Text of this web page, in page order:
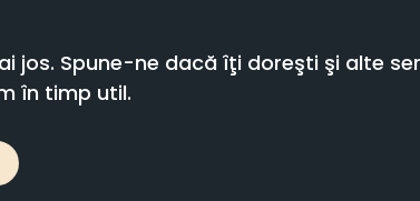
jos. Spune-ne dacă îţi doreşti şi alte
în timp util.